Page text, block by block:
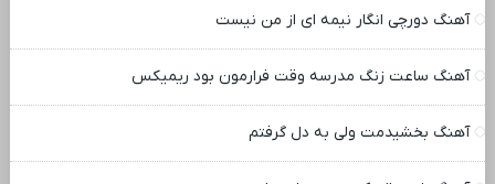
آهنگ دورچی انگار نیمه ای از من نیست
آهنگ ساعت زنگ مدرسه وقت فرارمون بود ریمیکس
آهنگ بخشیدمت ولی به دل گرفتم